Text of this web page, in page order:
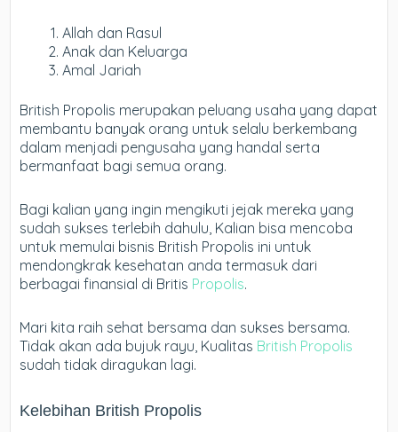
Allah dan Rasul
Anak dan Keluarga
Amal Jariah
British Propolis merupakan peluang usaha yang dapat
membantu banyak orang untuk selalu berkembang
dalam menjadi pengusaha yang handal serta
bermanfaat bagi semua orang.
Bagi kalian yang ingin mengikuti jejak mereka yang
sudah sukses terlebih dahulu, Kalian bisa mencoba
untuk memulai bisnis British Propolis ini untuk
mendongkrak kesehatan anda termasuk dari
berbagai finansial di Britis Propolis.
Mari kita raih sehat bersama dan sukses bersama.
Tidak akan ada bujuk rayu, Kualitas British Propolis
sudah tidak diragukan lagi.
Kelebihan British Propolis